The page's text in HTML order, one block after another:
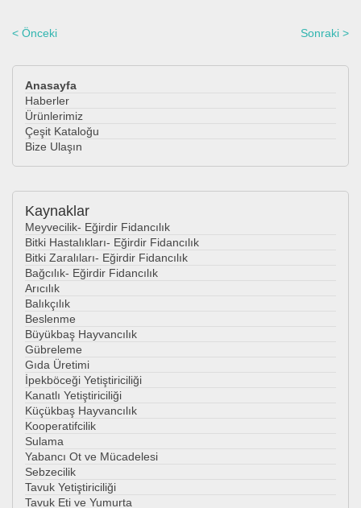
< Önceki Sonraki >
Anasayfa
Haberler
Ürünlerimiz
Çeşit Kataloğu
Bize Ulaşın
Kaynaklar
Meyvecilik- Eğirdir Fidancılık
Bitki Hastalıkları- Eğirdir Fidancılık
Bitki Zaralıları- Eğirdir Fidancılık
Bağcılık- Eğirdir Fidancılık
Arıcılık
Balıkçılık
Beslenme
Büyükbaş Hayvancılık
Gübreleme
Gıda Üretimi
İpekböceği Yetiştiriciliği
Kanatlı Yetiştiriciliği
Küçükbaş Hayvancılık
Kooperatifcilik
Sulama
Yabancı Ot ve Mücadelesi
Sebzecilik
Tavuk Yetiştiriciliği
Tavuk Eti ve Yumurta